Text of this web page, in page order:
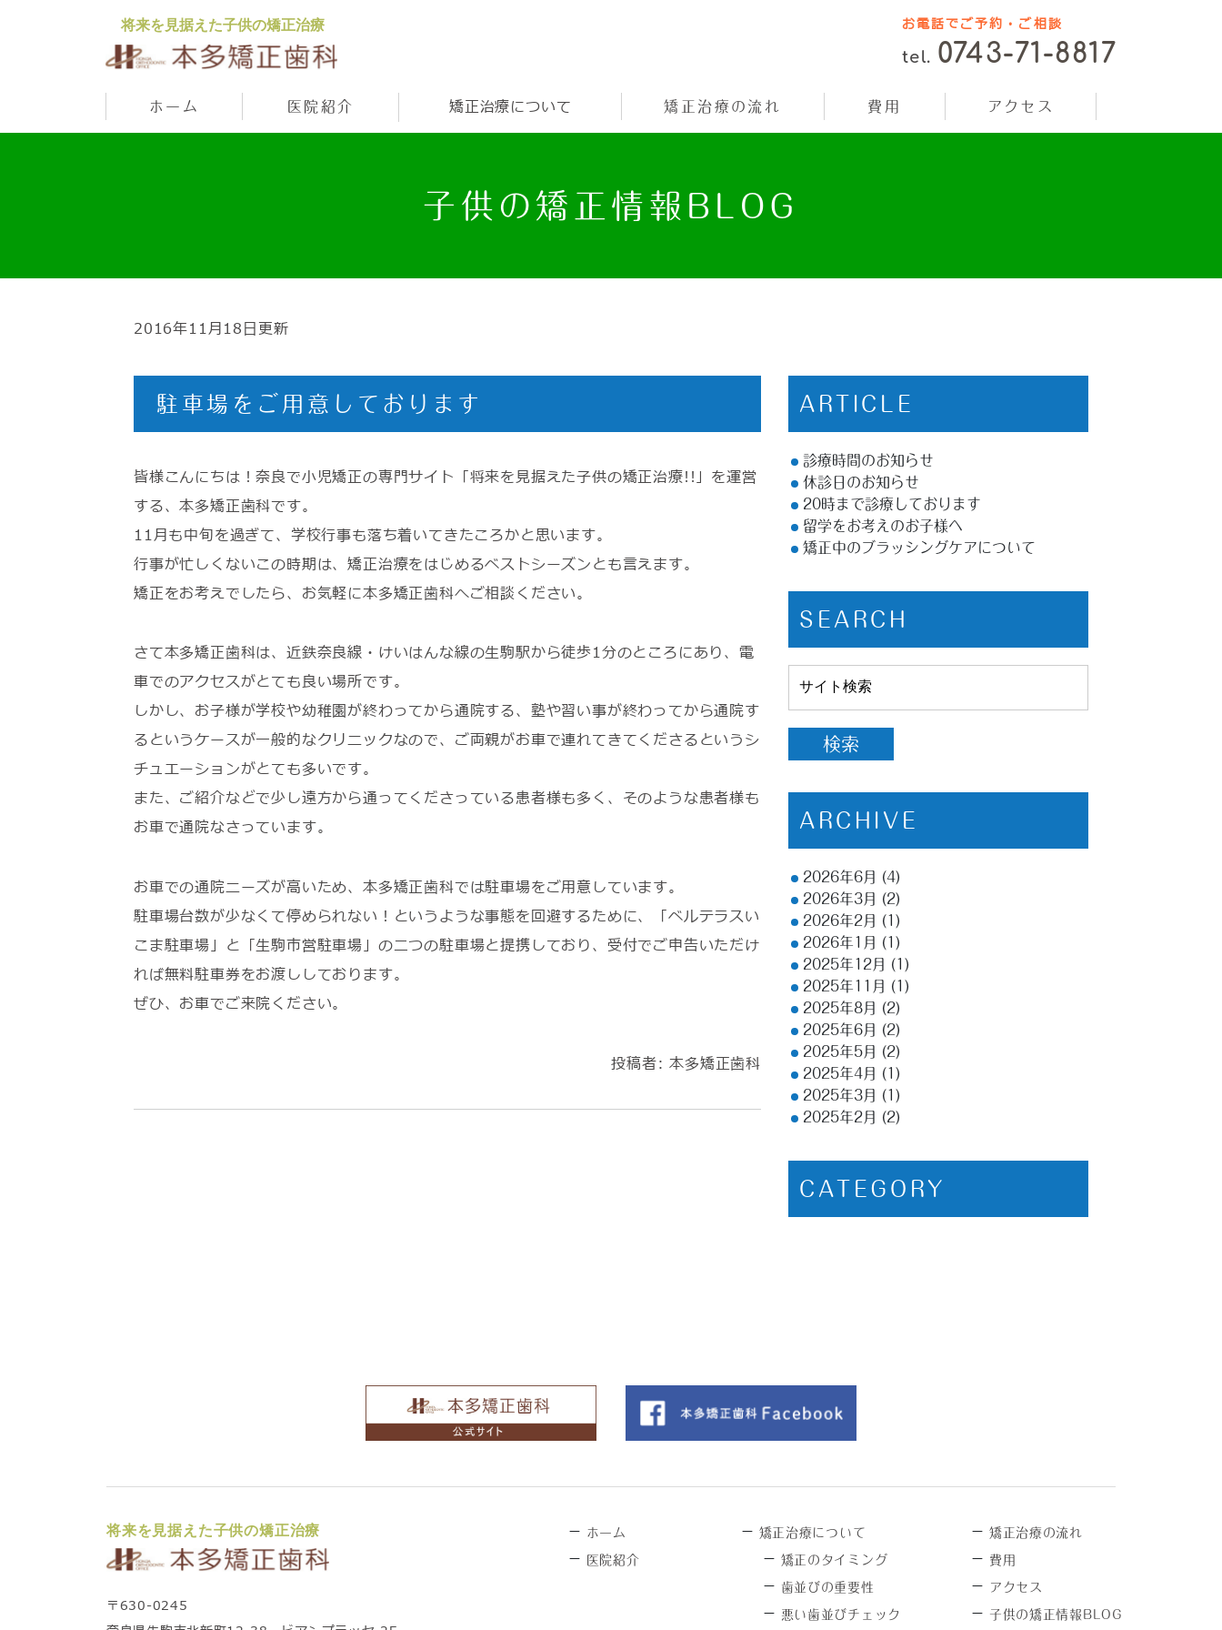
将来を見据えた子供の矯正治療 お電話でご予約・ご相談
tel. 0743-71-8817
ホーム 医院紹介 矯正治療について 矯正治療の流れ 費用 アクセス
子供の矯正情報BLOG
2016年11月18日更新
駐車場をご用意しております
皆様こんにちは！奈良で小児矯正の専門サイト「将来を見据えた子供の矯正治療!!」を運営
する、本多矯正歯科です。
11月も中旬を過ぎて、学校行事も落ち着いてきたころかと思います。
行事が忙しくないこの時期は、矯正治療をはじめるベストシーズンとも言えます。
矯正をお考えでしたら、お気軽に本多矯正歯科へご相談ください。
さて本多矯正歯科は、近鉄奈良線・けいはんな線の生駒駅から徒歩1分のところにあり、電
車でのアクセスがとても良い場所です。
しかし、お子様が学校や幼稚園が終わってから通院する、塾や習い事が終わってから通院す
るというケースが一般的なクリニックなので、ご両親がお車で連れてきてくださるというシ
チュエーションがとても多いです。
また、ご紹介などで少し遠方から通ってくださっている患者様も多く、そのような患者様も
お車で通院なさっています。
お車での通院ニーズが高いため、本多矯正歯科では駐車場をご用意しています。
駐車場台数が少なくて停められない！というような事態を回避するために、「ベルテラスい
こま駐車場」と「生駒市営駐車場」の二つの駐車場と提携しており、受付でご申告いただけ
れば無料駐車券をお渡ししております。
ぜひ、お車でご来院ください。
投稿者:本多矯正歯科
ARTICLE
診療時間のお知らせ
休診日のお知らせ
20時まで診療しております
留学をお考えのお子様へ
矯正中のブラッシングケアについて
SEARCH
ARCHIVE
2026年6月
(4)
2026年3月
(2)
2026年2月
(1)
2026年1月
(1)
2025年12月
(1)
2025年11月
(1)
2025年8月
(2)
2025年6月
(2)
2025年5月
(2)
2025年4月
(1)
2025年3月
(1)
2025年2月
(2)
CATEGORY
将来を見据えた子供の矯正治療
〒630-0245
－ ホーム
－ 医院紹介
－ 矯正治療について
－ 矯正のタイミング
－ 歯並びの重要性
－ 悪い歯並びチェック
－ 矯正治療の流れ
－ 費用
－ アクセス
－ 子供の矯正情報BLOG